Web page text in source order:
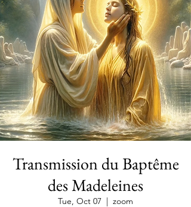
Transmission du Baptême
des Madeleines
Tue, Oct 07
  |
zoom